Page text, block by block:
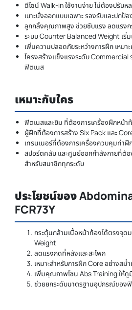
ดีไซน์ Walk-in ใช้งานง่าย ไม่ต้องปรับห
เบาะนั่งออกแบบเฉพาะ รองรับและปกป้
ลูกกลิ้งคุณภาพสูง ช่วยซับแรง ลดแรงก
ระบบ Counter Balanced Weight เริ่
เพิ่มความปลอดภัยระหว่างการฝึก เหมา
โครงสร้างแข็งแรงระดับ Commercial
ฟิตเนส
เหมาะกับใคร
ฟิตเนสและยิม ที่ต้องการเครื่องฝึกหน้า
ผู้ฝึกที่ต้องการสร้าง Six Pack และ
เทรนเนอร์ที่ต้องการเครื่องควบคุมท่าฝึ
สปอร์ตคลับ และศูนย์ออกกำลังกายที่ต้อ
สำหรับสมาชิกทุกระดับ
ประโยชน์ของ
FCR73Y
กระตุ้นกล้ามเนื้อหน้าท้องได้ตรงจุด
Weight
ลดแรงกดที่หลังและสะโพก
เหมาะสำหรับการฝึก Core อย่างสม่
เพิ่มคุณภาพโซน Abs Training ให้ดู
ช่วยยกระดับมาตรฐานอุปกรณ์ของ